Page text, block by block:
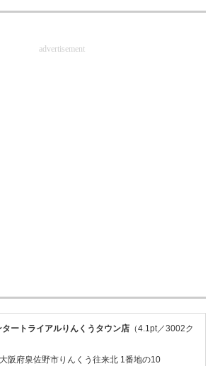
advertisement
タートライアルりんくうタウン店 （4.1pt／3002ク
阪府泉佐野市りんくう往来北 1番地の10